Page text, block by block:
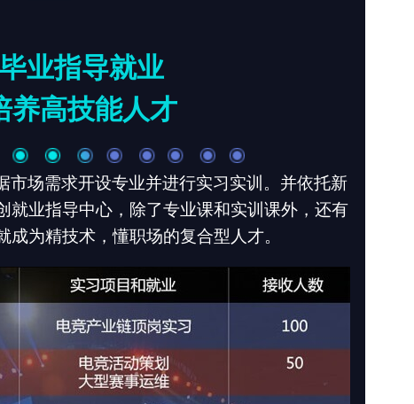
毕业指导就业
养高技能人才
市场需求开设专业并进行实习实训。并依托新
就业指导中心，除了专业课和实训课外，还有
为精技术，懂职场的复合型人才。